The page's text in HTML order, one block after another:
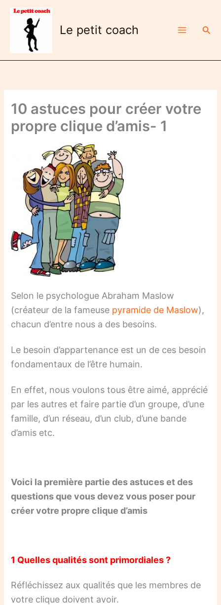
Aller
contenu
Le petit coach
10 astuces pour créer votre
propre clique d’amis- 1
Selon le psychologue Abraham Maslow
(créateur de la fameuse pyramide de Maslow),
chacun d’entre nous a des besoins.
Le besoin d’appartenance est un de ces besoin
fondamentaux de l’être humain.
En effet, nous voulons tous être aimé, apprécié
par les autres et faire partie d’un groupe, d’une
famille, d’un réseau, d’un club, d’une bande
d’amis etc.
Voici la première partie des astuces et des
questions que vous devez vous poser pour
créervotre propre clique d’amis
1 Quelles qualités sont primordiales ?
Réfléchissez aux qualités que les membres de
votre clique doivent avoir.